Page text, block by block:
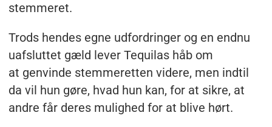
stemmeret.
Trods hendes egne udfordringer og en endnu
uafsluttet gæld lever Tequilas håb om
at genvinde stemmeretten videre, men indtil
da vil hun gøre, hvad hun kan, for at sikre, at
andre får deres mulighed for at blive hørt.